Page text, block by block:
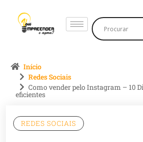
Início
Redes Sociais
Como vender pelo Instagram – 10
eficientes
REDES SOCIAIS